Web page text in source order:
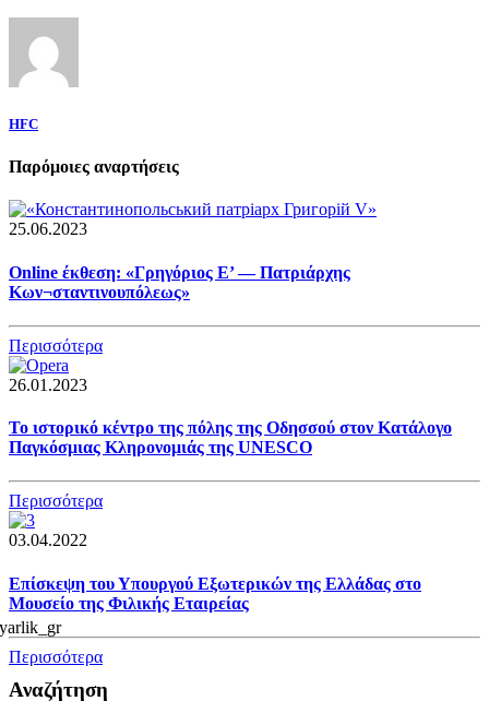
HFC
Παρόμοιες αναρτήσεις
25.06.2023
Online έκθεση: «Γρηγόριος Ε’ — Πατριάρχης
Κων¬σταντινουπόλεως»
Περισσότερα
26.01.2023
Το ιστορικό κέντρο της πόλης της Οδησσού στον Κατάλογο
Παγκόσμιας Κληρονομιάς της UNESCO
Περισσότερα
03.04.2022
Επίσκεψη του Υπουργού Εξωτερικών της Ελλάδας στο
Μουσείο της Φιλικής Εταιρείας
Περισσότερα
Αναζήτηση